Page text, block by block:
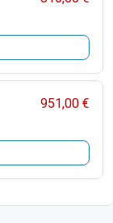
951,00 €